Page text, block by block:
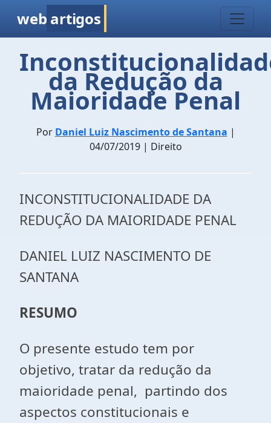
web artigos
da Redução da
Maioridade Penal
Por Daniel Luiz Nascimento de Santana |
04/07/2019 | Direito
INCONSTITUCIONALIDADE DA
REDUÇÃO DA MAIORIDADE PENAL
DANIEL LUIZ NASCIMENTO DE
SANTANA
RESUMO
O presente estudo tem por
objetivo, tratar da redução da
maioridade penal, partindo dos
aspectos constitucionais e